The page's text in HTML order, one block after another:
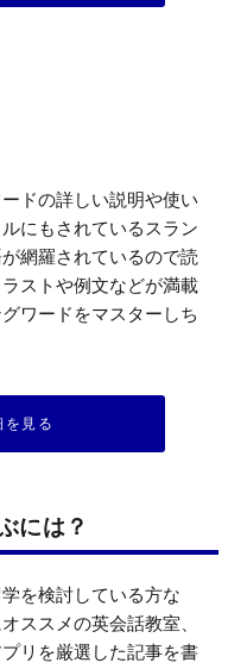
ドの詳しい説明や使い
にもされているスラン
網羅されているので読
ストや例文などが満載
ワードをマスターしち
を見る
には？
を検討している方な
ススメの英会話教室、
リを厳選した記事を書